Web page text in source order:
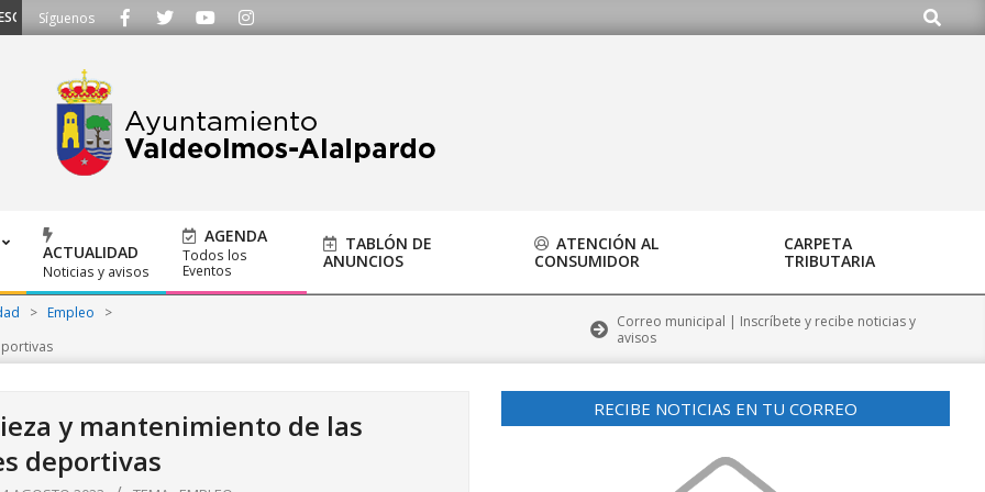
- Llámanos al 91 620 21 53 o escríbenos a ayuntamiento@alalpardo.org
Síguenos Buscar
ACTUALIDAD
Noticias y avisos
AGENDA
Todos los
Eventos
TABLÓN DE
ANUNCIOS
ATENCIÓN AL
CONSUMIDOR
CARPETA
TRIBUTARIA
> Empleo
>
Correo municipal | Inscríbete y recibe noticias y
avisos
y mantenimiento de las
deportivas
RECIBE NOTICIAS EN TU CORREO